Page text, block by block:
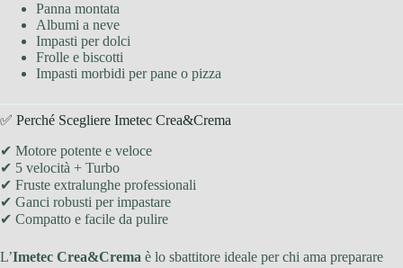
Panna montata
Albumi a neve
Impasti per dolci
Frolle e biscotti
Impasti morbidi per pane o pizza
✅ Perché Scegliere Imetec Crea&Crema
✔ Motore potente e veloce
✔ 5 velocità + Turbo
✔ Fruste extralunghe professionali
✔ Ganci robusti per impastare
✔ Compatto e facile da pulire
L’Imetec Crea&Crema è lo sbattitore ideale per chi ama preparare